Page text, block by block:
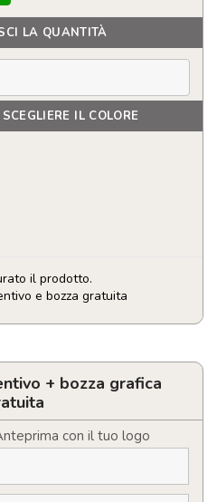
LA QUANTITÀ
IL COLORE
il prodotto.
e bozza gratuita
+ bozza grafica
con il tuo logo